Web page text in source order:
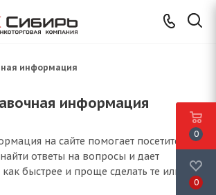
информация
информация
на сайте помогает посетителю
ответы на вопросы и дает
быстрее и проще сделать те или
0
0